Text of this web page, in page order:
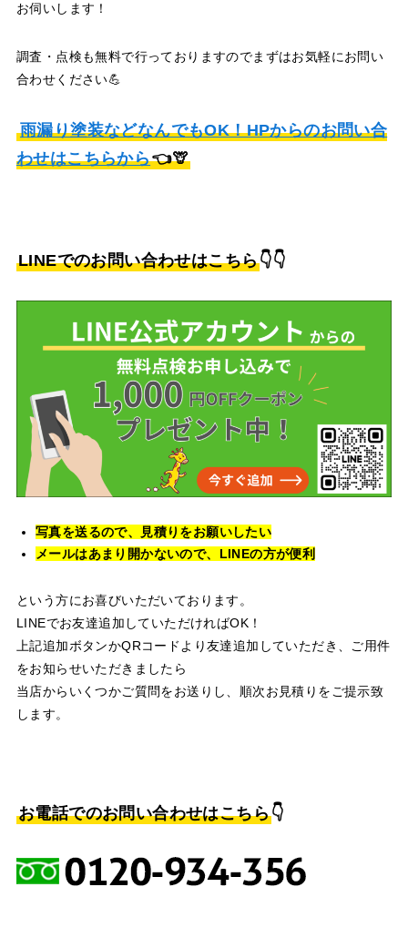
お伺いします！
調査・点検も無料で行っておりますのでまずはお気軽にお問い
合わせください💪
雨漏り塗装などなんでもOK！HPからのお問い合
わせはこちらから👈🦒
LINEでのお問い合わせはこちら👇👇
写真を送るので、見積りをお願いしたい
メールはあまり開かないので、LINEの方が便利
という方にお喜びいただいております。
LINEでお友達追加していただければOK！
上記追加ボタンかQRコードより友達追加していただき、ご用件
をお知らせいただきましたら
当店からいくつかご質問をお送りし、順次お見積りをご提示致
します。
お電話でのお問い合わせはこちら👇